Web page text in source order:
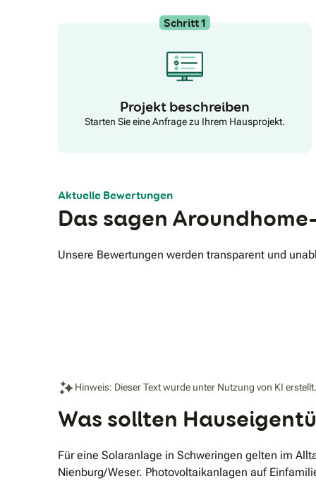
Schritt 1
Projekt beschreiben
Starten Sie eine Anfrage zu Ihrem Hausprojekt.
Aktuelle Bewertungen
Das sagen
Unsere Bewertungen werden transparent und
Hinweis: Dieser Text wurde unter Nutzung von KI erstellt.
Was sollten
Für eine Solaranlage in Schweringen gelten im
Nienburg/Weser. Photovoltaikanlagen auf